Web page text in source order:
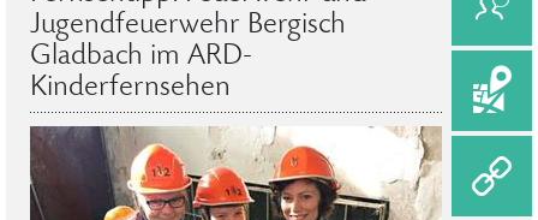
Jugendfeuerwehr Bergisch
Gladbach im ARD-
Kinderfernsehen